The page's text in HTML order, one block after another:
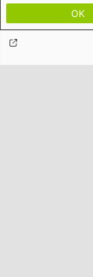
Direkt auf YouTube
#3
OK